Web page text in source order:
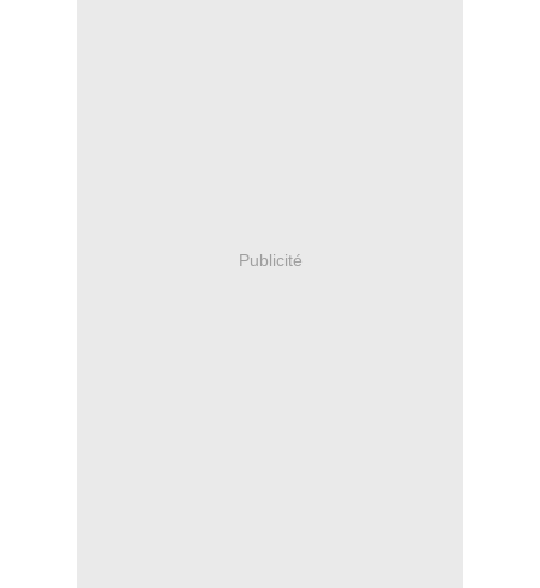
Publicité